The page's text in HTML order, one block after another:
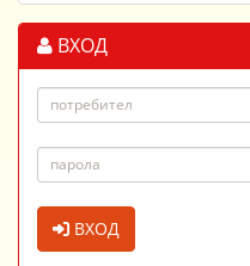
ВХОД
ВХОД